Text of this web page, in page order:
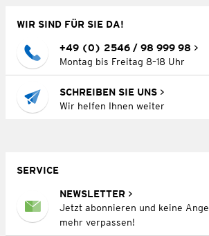
WIR SIND FÜR SIE DA!
+49 (0) 2546 / 98 999 98
Montag bis Freitag 8–18 Uhr
SCHREIBEN SIE UNS
Wir helfen Ihnen weiter
SERVICE
NEWSLETTER
Jetzt abonnieren und keine
mehr verpassen!